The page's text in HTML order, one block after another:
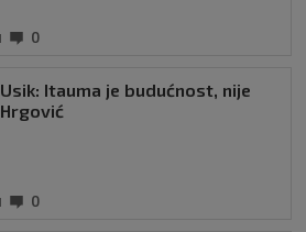
0
Usik: Itauma je budućnost, nije
Hrgović
0